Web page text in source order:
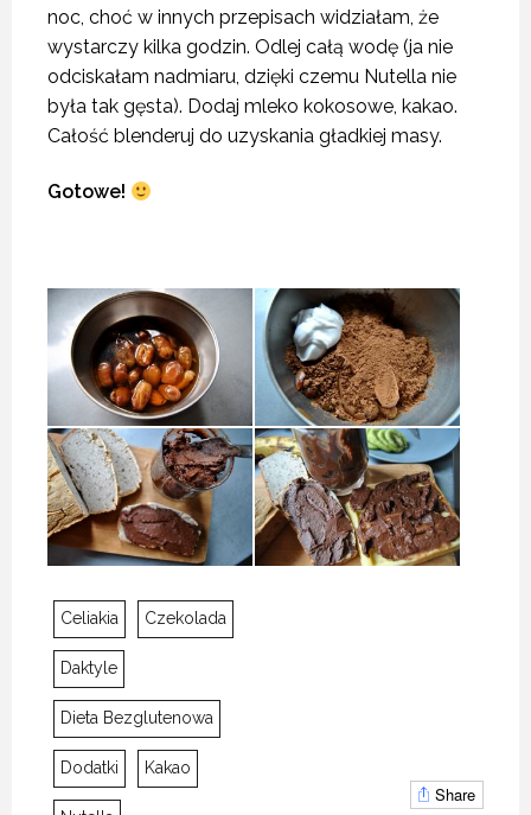
noc, choć w innych przepisach widziałam, że
wystarczy kilka godzin. Odlej całą wodę (ja nie
odciskałam nadmiaru, dzięki czemu Nutella nie
była tak gęsta). Dodaj mleko kokosowe, kakao.
Całość blenderuj do uzyskania gładkiej masy.
Gotowe!
Celiakia Czekolada
Daktyle
Dieta Bezglutenowa
Dodatki Kakao
Share